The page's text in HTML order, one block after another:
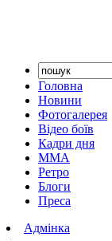
Головна
Новини
Фотогалерея
Відео боїв
Кадри дня
ММА
Ретро
Блоги
Преса
Адмінка